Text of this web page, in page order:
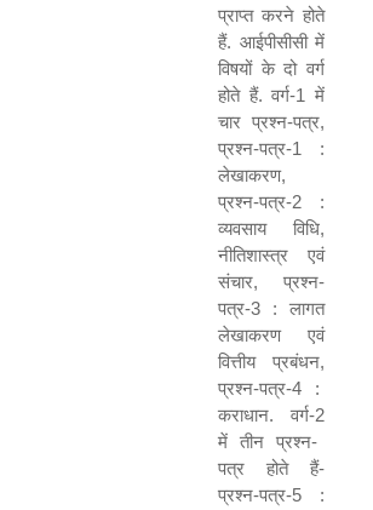
प्राप्त करने होते
हैं. आईपीसीसी में
विषयों के दो वर्ग
होते हैं. वर्ग-1 में
चार प्रश्न-पत्र,
प्रश्न-पत्र-1 :
लेखाकरण,
प्रश्न-पत्र-2 :
व्यवसाय विधि,
नीतिशास्त्र एवं
संचार, प्रश्न-
पत्र-3 : लागत
लेखाकरण एवं
वित्तीय प्रबंधन,
प्रश्न-पत्र-4 :
कराधान. वर्ग-2
में तीन प्रश्न-
पत्र होते हैं-
प्रश्न-पत्र-5 :